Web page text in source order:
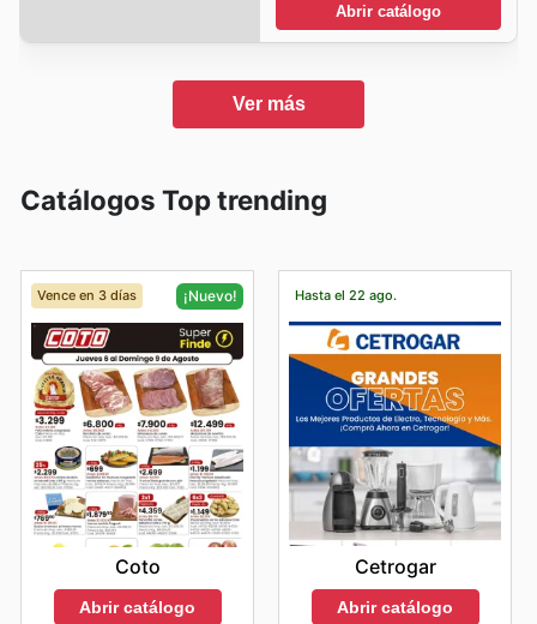
Abrir catálogo
Ver más
Catálogos Top trending
Vence en 3 días ¡Nuevo!
Coto
Abrir catálogo
Hasta el 22 ago.
Cetrogar
Abrir catálogo